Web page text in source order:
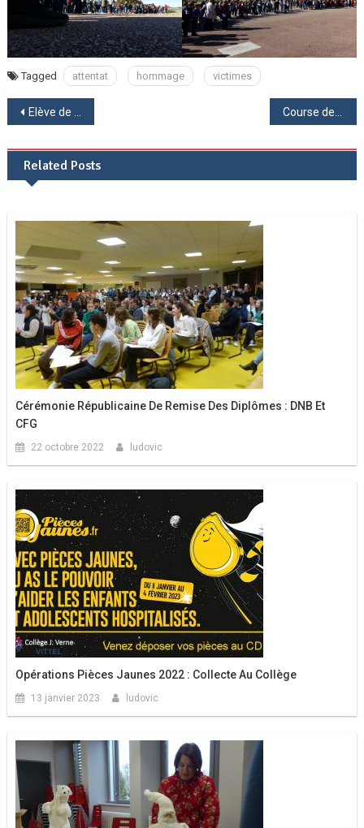
Tagged attentat hommage victimes
Navigation
de
l’article
Elève de 6ème : « Deviens ambassadeur de ton Patrimoine ! »
Related Posts
Cérémonie Républicaine De Remise Des Diplômes : DNB Et
CFG
22 octobre 2022 ludovic
Opérations Pièces Jaunes 2022 : Collecte Au Collège
13 janvier 2023 ludovic